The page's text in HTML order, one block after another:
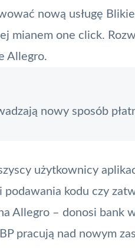
nową usługę
mianem one click.
Allegro.
nowy sposób
użytkownicy
kodu czy
Allegro – donosi bank
pracują nad nowym